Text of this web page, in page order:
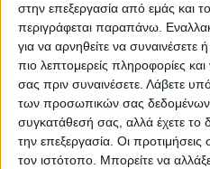
στην επεξεργασία από εμάς και
περιγράφεται παραπάνω.
για να αρνηθείτε να
πιο λεπτομερείς πληροφορίες και
σας πριν συναινέσετε. Λάβετε
των προσωπικών σας δεδομένων
συγκατάθεσή σας, αλλά έχετε το
την επεξεργασία. Οι
τον ιστότοπο. Μπορείτε να